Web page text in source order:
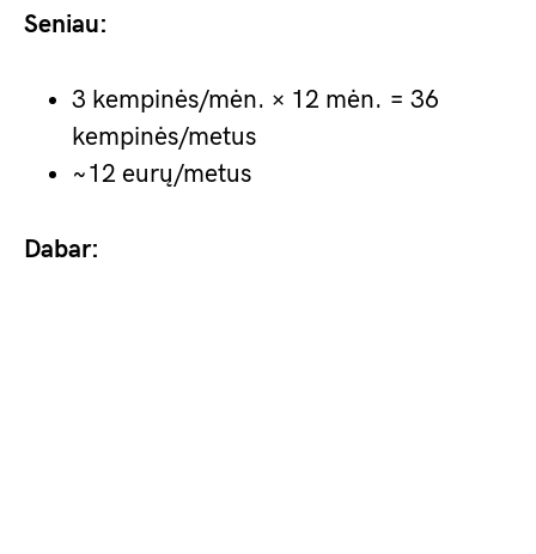
Seniau:
3 kempinės/mėn. × 12 mėn. = 36
kempinės/metus
~12 eurų/metus
Dabar: